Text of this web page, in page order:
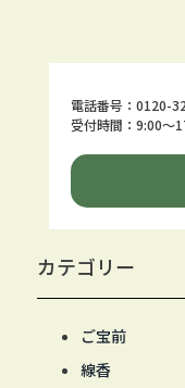
電話番号：0120-
受付時間：9:00～
カテゴリー
ご宝前
線香